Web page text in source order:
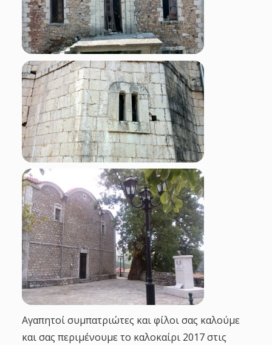
Αγαπητοί συμπατριώτες και φίλοι σας καλούμε
και σας περιμένουμε το καλοκαίρι 2017 στις